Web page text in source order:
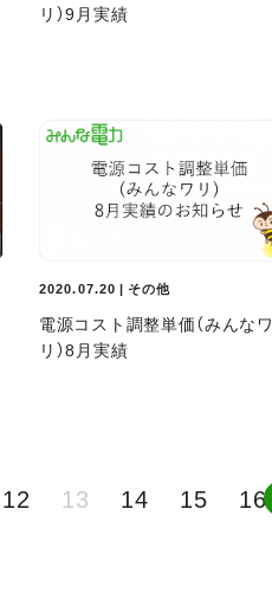
リ）9月実績
2020.07.20 | その他
電源コスト調整単価（みんなワ
リ）8月実績
12 13 14 15
16